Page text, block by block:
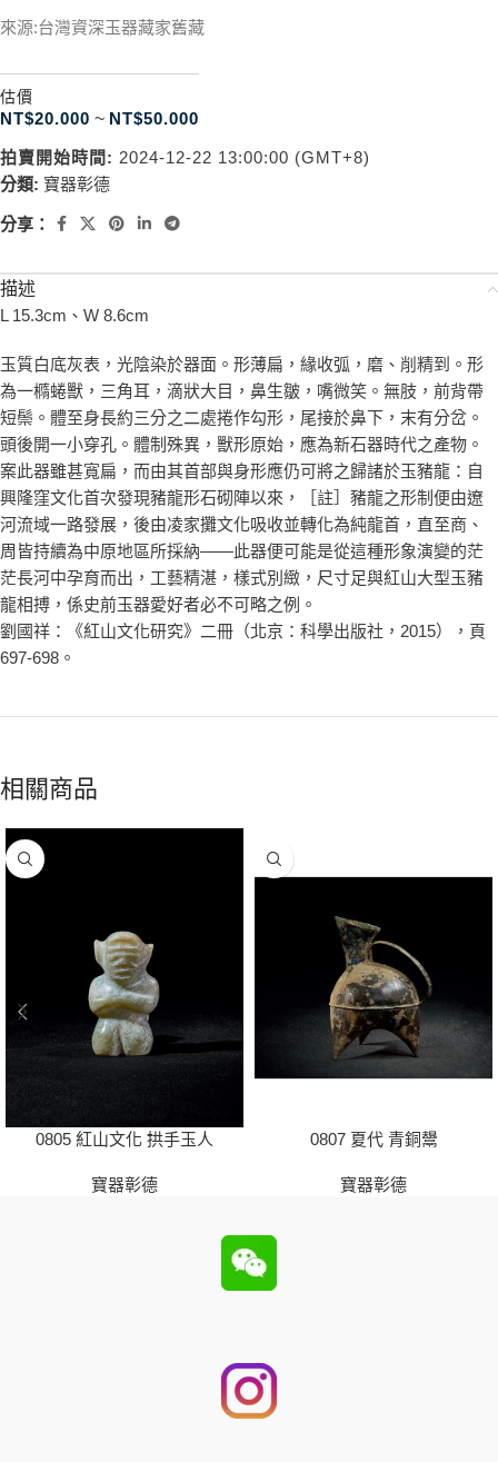
來源:台灣資深玉器藏家舊藏
估價
NT$20.000 ~ NT$50.000
拍賣開始時間: 2024-12-22 13:00:00 (GMT+8)
分類: 寶器彰德
分享：
描述
L 15.3cm、W 8.6cm
玉質白底灰表，光陰染於器面。形薄扁，緣收弧，磨、削精到。形
為一橢蜷獸，三角耳，滴狀大目，鼻生皺，嘴微笑。無肢，前背帶
短鬃。體至身長約三分之二處捲作勾形，尾接於鼻下，末有分岔。
頭後開一小穿孔。體制殊異，獸形原始，應為新石器時代之產物。
案此器雖甚寬扁，而由其首部與身形應仍可將之歸諸於玉豬龍：自
興隆窪文化首次發現豬龍形石砌陣以來，［註］豬龍之形制便由遼
河流域一路發展，後由凌家攤文化吸收並轉化為純龍首，直至商、
周皆持續為中原地區所採納——此器便可能是從這種形象演變的茫
茫長河中孕育而出，工藝精湛，樣式別緻，尺寸足與紅山大型玉豬
龍相搏，係史前玉器愛好者必不可略之例。
劉國祥：《紅山文化研究》二冊（北京：科學出版社，2015），頁
697-698。
相關商品
0805 紅山文化 拱手玉人
寶器彰德
0807 夏代 青銅鬹
寶器彰德